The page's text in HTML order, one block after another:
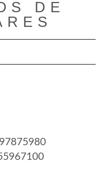
DE
modo de navegación